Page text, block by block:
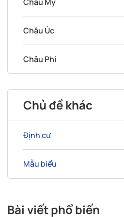
Châu Úc
Châu Phi
Chủ đề khác
Định cư
Mẫu biểu
Bài viết phổ biến